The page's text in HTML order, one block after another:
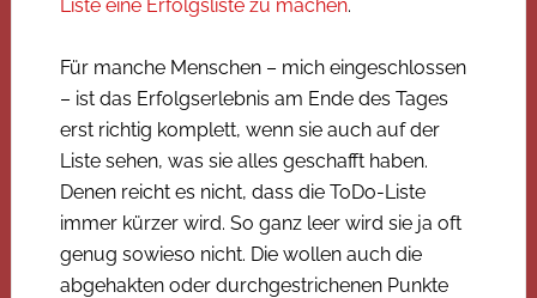
Liste eine Erfolgsliste zu machen.
Für manche Menschen – mich eingeschlossen
– ist das Erfolgserlebnis am Ende des Tages
erst richtig komplett, wenn sie auch auf der
Liste sehen, was sie alles geschafft haben.
Denen reicht es nicht, dass die ToDo-Liste
immer kürzer wird. So ganz leer wird sie ja oft
genug sowieso nicht. Die wollen auch die
abgehakten oder durchgestrichenen Punkte